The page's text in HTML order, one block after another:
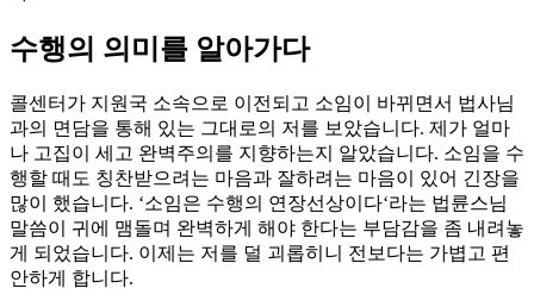
수행의 의미를 알아가다
콜센터가 지원국 소속으로 이전되고 소임이 바뀌면서 법사님
과의 면담을 통해 있는 그대로의 저를 보았습니다. 제가 얼마
나 고집이 세고 완벽주의를 지향하는지 알았습니다. 소임을 수
행할 때도 칭찬받으려는 마음과 잘하려는 마음이 있어 긴장을
많이 했습니다. ‘소임은 수행의 연장선상이다‘라는 법륜스님
말씀이 귀에 맴돌며 완벽하게 해야 한다는 부담감을 좀 내려놓
게 되었습니다. 이제는 저를 덜 괴롭히니 전보다는 가볍고 편
안하게 합니다.